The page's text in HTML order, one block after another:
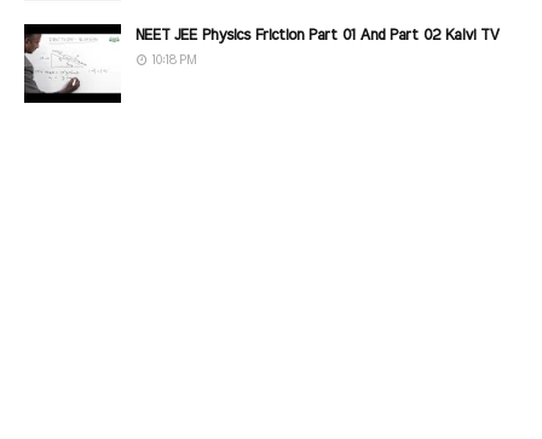
NEET JEE Physics Friction Part 01 And Part 02 Kalvi TV
10:18 PM